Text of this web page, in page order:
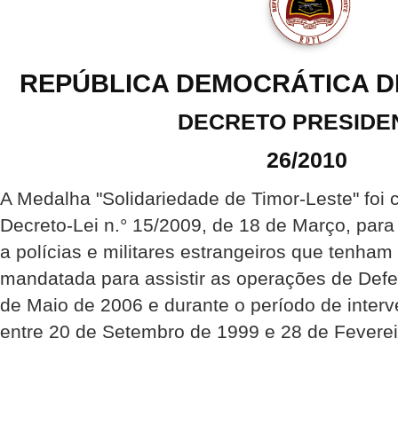
REPÚBLICA DEMOCRÁTICA
DECRETO
26/2010
A Medalha "Solidariedade de Timor-Leste" foi
Decreto-Lei n.° 15/2009, de 18 de Março,
a polícias e militares estrangeiros que
mandatada para assistir as operações de
de Maio de 2006 e durante o período de
entre 20 de Setembro de 1999 e 28 de